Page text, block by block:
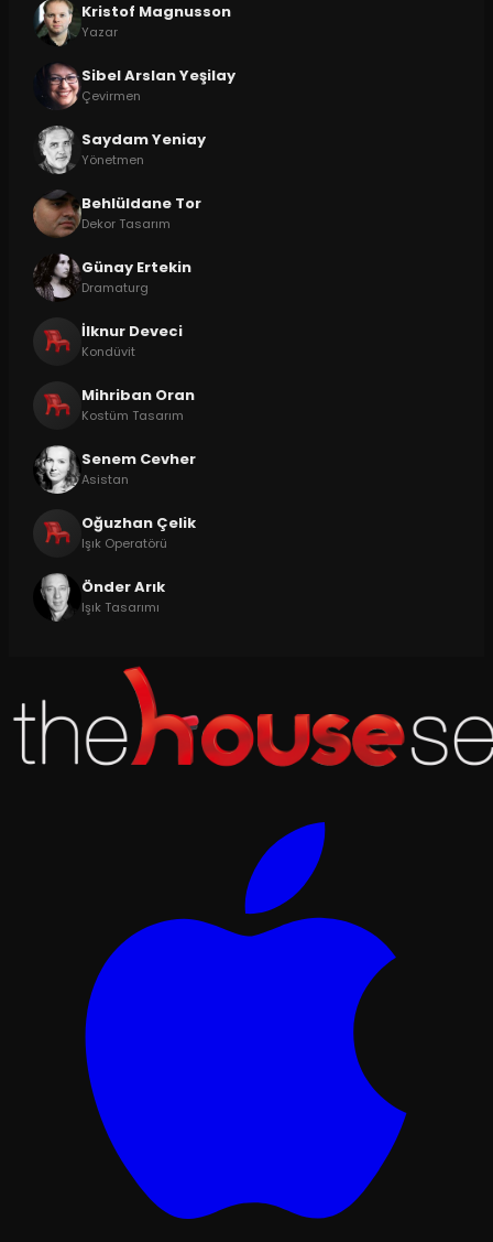
Kristof Magnusson
Yazar
Sibel Arslan Yeşilay
Çevirmen
Saydam Yeniay
Yönetmen
Behlüldane Tor
Dekor Tasarım
Günay Ertekin
Dramaturg
İlknur Deveci
Kondüvit
Mihriban Oran
Kostüm Tasarım
Senem Cevher
Asistan
Oğuzhan Çelik
Işık Operatörü
Önder Arık
Işık Tasarımı